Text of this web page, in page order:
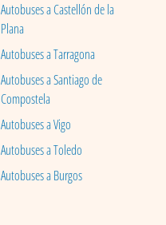
Autobuses a Castellón de la
Plana
Autobuses a Tarragona
Autobuses a Santiago de
Compostela
Autobuses a Vigo
Autobuses a Toledo
Autobuses a Burgos